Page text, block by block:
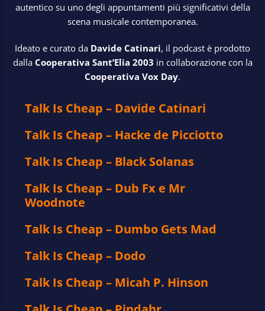
autentico su uno degli appuntamenti più significativi della
scena musicale contemporanea.
Ideato e curato da Davide Catinari, il podcast è prodotto
dalla Cooperativa Sant’Elia 2003 in collaborazione con la
Cooperativa Vox Day.
Talk Is Cheap – Davide Catinari
Talk Is Cheap – Hacke de Picciotto
Talk Is Cheap – Black Solanas
Talk Is Cheap – Dub Fx e Mr
Woodnote
Talk Is Cheap – Dumbo Gets Mad
Talk Is Cheap – Dodo
Talk Is Cheap – Micah P. Hinson